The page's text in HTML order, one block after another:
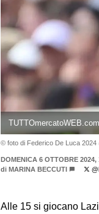
TUTTOmercatoWEB.com
© foto di Federico De Luca 2024
DOMENICA 6 OTTOBRE 2024,
di MARINA BECCUTI
Alle 15 si giocano